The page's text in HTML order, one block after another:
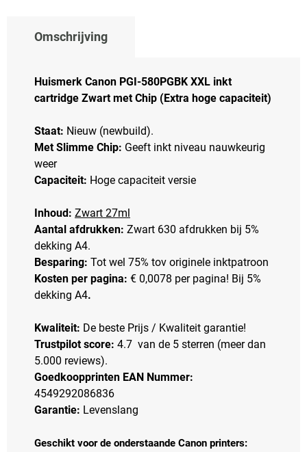
Omschrijving
Huismerk Canon PGI-580PGBK XXL inkt
cartridge Zwart met Chip (Extra hoge capaciteit)
Staat: Nieuw (newbuild).
Met Slimme Chip: Geeft inkt niveau nauwkeurig
weer
Capaciteit: Hoge capaciteit versie
Inhoud: Zwart 27ml
Aantal afdrukken: Zwart 630 afdrukken bij 5%
dekking A4.
Besparing: Tot wel 75% tov originele inktpatroon
Kosten per pagina: € 0,0078 per pagina! Bij 5%
dekking A4.
Kwaliteit: De beste Prijs / Kwaliteit garantie!
Trustpilot score: 4.7 van de 5 sterren (meer dan
5.000 reviews).
Goedkoopprinten EAN Nummer:
4549292086836
Garantie: Levenslang
Geschikt voor de onderstaande Canon printers: